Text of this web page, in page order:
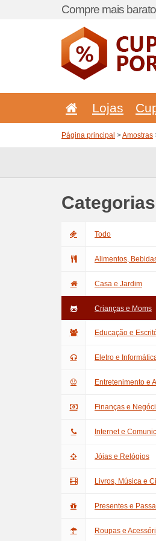
Compre mais
Lojas
Página principal >Amostras
Categorias
Todo
Alimentos,
Casa e Jardim
Crianças e Moms
Educação e
Eletro e
Entretenimento e
Finanças e
Internet e
Jóias e Relógios
Livros, Música e
Presentes e
Roupas e